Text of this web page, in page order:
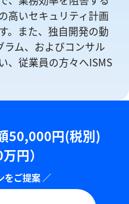
⾼いセキュリティ計画
。また、独自開発の動
ム、およびコンサル
、従業員の方々へISMS
50,000円(税別)
円）